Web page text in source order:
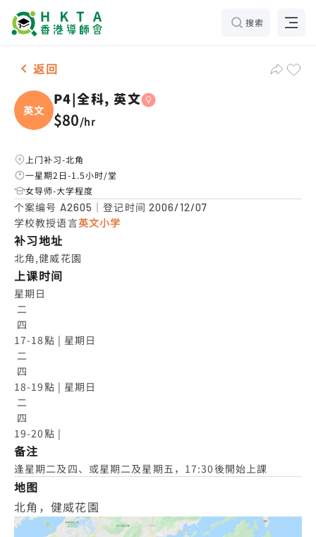
搜索
女-1名 P4|全科, 英文，北角 补习推介
返回
英文
P4|全科, 英文
$80/hr
上门补习-北角
一星期2日-1.5小时/堂
女导师-大学程度
个案编号 A2605 ｜登记时间 2006/12/07
学校教授语言英文小学
补习地址
北角,健威花園
上课时间
星期日
二
17-18點 | 星期日
二
18-19點 | 星期日
二
19-20點 |
备注
逢星期二及四、或星期二及星期五，17:30後開始上課
地图
北角，健威花園